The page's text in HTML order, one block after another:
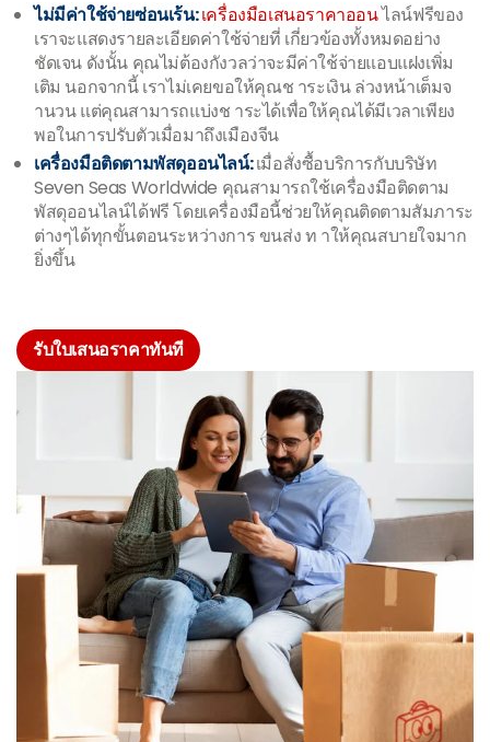
ไม่มีค่าใช้จ่ายซ่อนเร้น:เครื่องมือเสนอราคาออนไลน์ฟรีของ
เราจะแสดงรายละเอียดค่าใช้จ่ายที่ เกี่ยวข้องทั้งหมดอย่าง
ชัดเจน ดังนั้น คุณไม่ต้องกังวลว่าจะมีค่าใช้จ่ายแอบแฝงเพิ่ม
เติม นอกจากนี้ เราไม่เคยขอให้คุณช าระเงิน ล่วงหน้าเต็มจ
านวน แต่คุณสามารถแบ่งช าระได้เพื่อให้คุณได้มีเวลาเพียง
พอในการปรับตัวเมื่อมาถึงเมืองจีน
เครื่องมือติดตามพัสดุออนไลน์:เมื่อสั่งซื้อบริการกับบริษัท
Seven Seas Worldwide คุณสามารถใช้เครื่องมือติดตาม
พัสดุออนไลน์ได้ฟรี โดยเครื่องมือนี้ช่วยให้คุณติดตามสัมภาระ
ต่างๆได้ทุกขั้นตอนระหว่างการ ขนส่ง ท าให้คุณสบายใจมาก
ยิ่งขึ้น
รับใบเสนอราคาทันที